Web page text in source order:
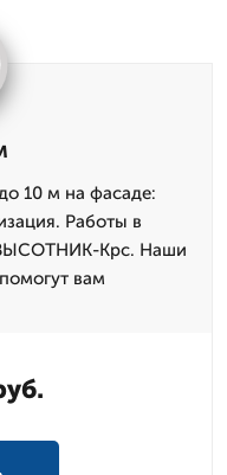
10 м на фасаде:
Работы в
ВЫСОТНИК-Крс. Наши
вам